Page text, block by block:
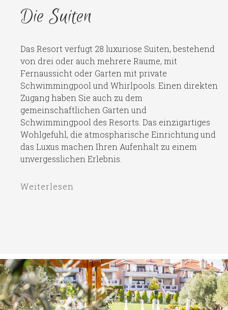
Die Suiten
Das Resort verfugt 28 luxuriose Suiten, bestehend
von drei oder auch mehrere Raume, mit
Fernaussicht oder Garten mit private
Schwimmingpool und Whirlpools. Einen direkten
Zugang haben Sie auch zu dem
gemeinschaftlichen Garten und
Schwimmingpool des Resorts. Das einzigartiges
Wohlgefuhl, die atmospharische Einrichtung und
das Luxus machen Ihren Aufenhalt zu einem
unvergesslichen Erlebnis.
Weiterlesen